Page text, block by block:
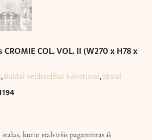
COL. VOL. II (W270 x H78 x
,Baldai veidrodžiai šviestuvai,Stalai
kurio stalviršis pagamintas iš